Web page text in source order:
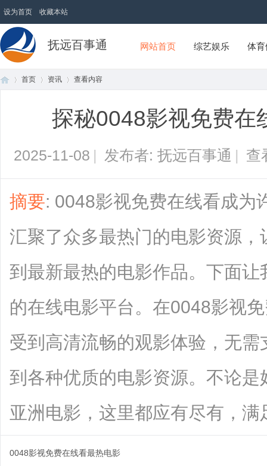
设为首页 收藏本站
抚远百事通 网站首页 综艺娱乐 体
首页 资讯 查看内容
探秘0048影视免费在
2025-11-08 | 发布者: 抚远百事通 | 查
摘要: 0048影视免费在线看成为
汇聚了众多最热门的电影资源
到最新最热的电影作品。下面
的在线电影平台。在0048影视
受到高清流畅的观影体验，无
到各种优质的电影资源。不论
亚洲电影，这里都应有尽有，满
0048影视免费在线看最热电影